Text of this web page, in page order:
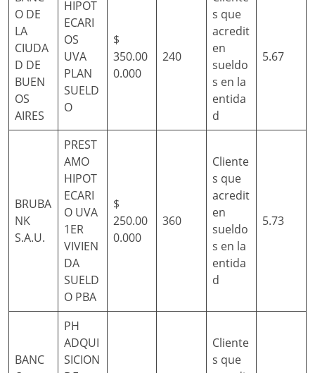
O DE
LA
CIUDA
D DE
BUEN
OS
AIRES
HIPOT
ECARI
OS
UVA
PLAN
SUELD
O
$
350.00
0.000
240
s que
acredit
en
sueldo
s en la
entida
d
5.67
BRUBA
NK
S.A.U.
PREST
AMO
HIPOT
ECARI
O UVA
1ER
VIVIEN
DA
SUELD
O PBA
$
250.00
0.000
360
Cliente
s que
acredit
en
sueldo
s en la
entida
d
5.73
BANC
PH
ADQUI
SICION
Cliente
s que